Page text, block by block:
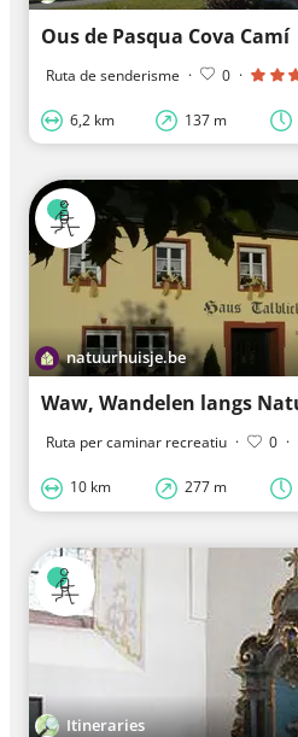
Ous de Pasqua Cova Camí
Ruta de senderisme · 0 ·
6,2 km 137 m
natuurhuisje.be
Ruta per caminar recreatiu · 0 ·
10 km 277 m
Itineraries